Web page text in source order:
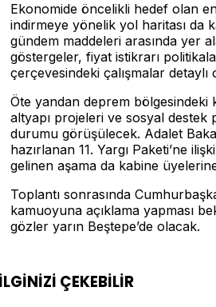
Ekonomide öncelikli hedef olan
indirmeye yönelik yol haritası da
gündem maddeleri arasında yer
göstergeler, fiyat istikrarı
çerçevesindeki çalışmalar detaylı
Öte yandan deprem bölgesindeki
altyapı projeleri ve sosyal destek
durumu görüşülecek. Adalet
hazırlanan 11. Yargı Paketi’ne
gelinen aşama da kabine
Toplantı sonrasında
kamuoyuna açıklama yapması
gözler yarın Beştepe’de olacak.
ÇEKEBİLİR